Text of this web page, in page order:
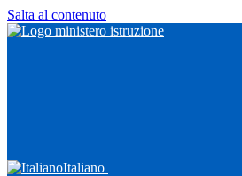
Salta al contenuto
Italiano